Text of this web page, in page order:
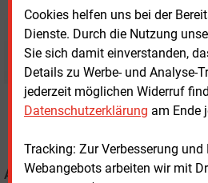
Cookies helfen uns bei der
Dienste. Durch die Nutzung
Sie sich damit einverstanden,
Details zu Werbe- und Analyse-
jederzeit möglichen Widerruf
Datenschutzerklärung am Ende
Tracking: Zur Verbesserung
Webangebots arbeiten wir mit
AKTUELLER & UMFASSENDER